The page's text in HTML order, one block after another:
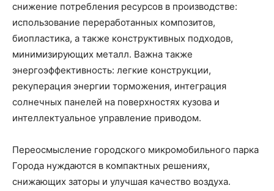
снижение потребления ресурсов в производстве:
использование переработанных композитов,
биопластика, а также конструктивных подходов,
минимизирующих металл. Важна также
энергоэффективность: легкие конструкции,
рекуперация энергии торможения, интеграция
солнечных панелей на поверхностях кузова и
интеллектуальное управление приводом.
Переосмысление городского микромобильного парка
Города нуждаются в компактных решениях,
снижающих заторы и улучшая качество воздуха.